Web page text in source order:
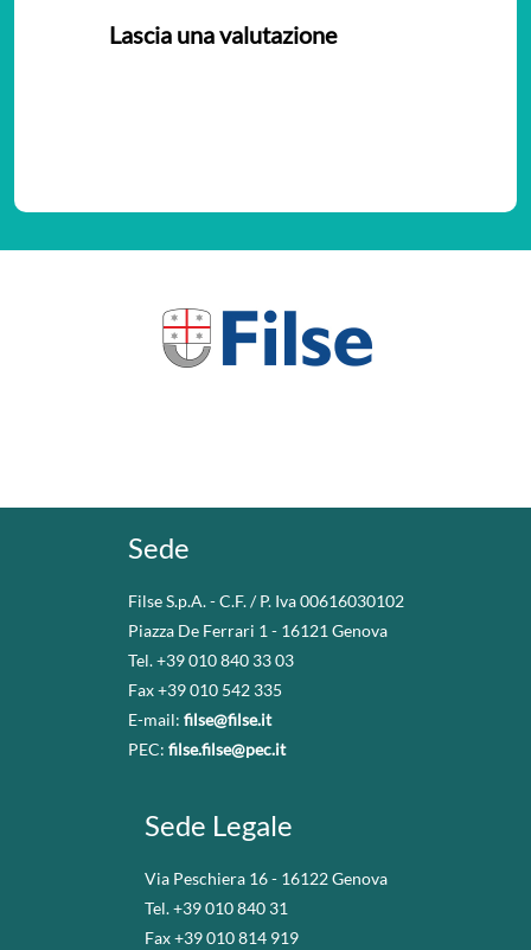
Lascia una valutazione
Sede
Filse S.p.A. - C.F. / P. Iva 00616030102
Piazza De Ferrari 1 - 16121 Genova
Tel. +39 010 840 33 03
Fax +39 010 542 335
E-mail: filse@filse.it
PEC: filse.filse@pec.it
Sede Legale
Via Peschiera 16 - 16122 Genova
Tel. +39 010 840 31
Fax +39 010 814 919